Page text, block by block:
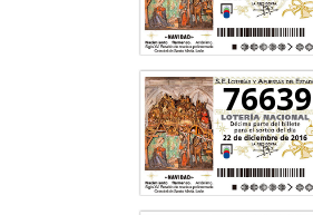
76639